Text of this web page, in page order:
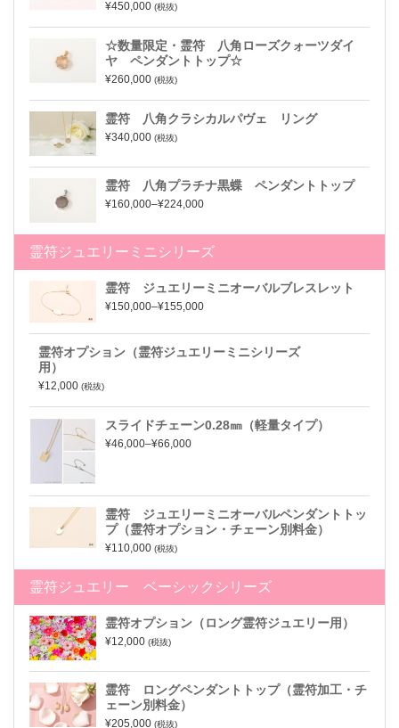
¥450,000 (税抜)
☆数量限定・霊符 八角ローズクォーツダイ
ヤ ペンダントトップ☆
¥260,000 (税抜)
霊符 八角クラシカルパヴェ リング
¥340,000 (税抜)
霊符 八角プラチナ黒蝶 ペンダントトップ
¥160,000–¥224,000
霊符ジュエリーミニシリーズ
霊符 ジュエリーミニオーバルブレスレット
¥150,000–¥155,000
霊符オプション（霊符ジュエリーミニシリーズ
用）
¥12,000 (税抜)
スライドチェーン0.28㎜（軽量タイプ）
¥46,000–¥66,000
霊符 ジュエリーミニオーバルペンダントトッ
プ（霊符オプション・チェーン別料金）
¥110,000 (税抜)
霊符ジュエリー ベーシックシリーズ
霊符オプション（ロング霊符ジュエリー用）
¥12,000 (税抜)
霊符 ロングペンダントトップ（霊符加工・チ
ェーン別料金）
¥205,000 (税抜)